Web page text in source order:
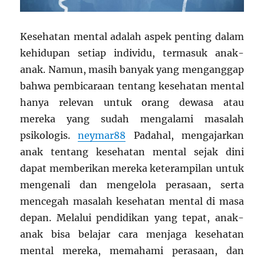
Kesehatan mental adalah aspek penting dalam
kehidupan setiap individu, termasuk anak-
anak. Namun, masih banyak yang menganggap
bahwa pembicaraan tentang kesehatan mental
hanya relevan untuk orang dewasa atau
mereka yang sudah mengalami masalah
psikologis.neymar88 Padahal, mengajarkan
anak tentang kesehatan mental sejak dini
dapat memberikan mereka keterampilan untuk
mengenali dan mengelola perasaan, serta
mencegah masalah kesehatan mental di masa
depan. Melalui pendidikan yang tepat, anak-
anak bisa belajar cara menjaga kesehatan
mental mereka, memahami perasaan, dan